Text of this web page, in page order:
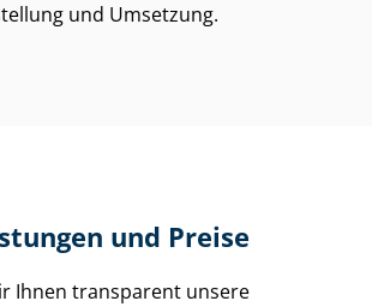
und Umsetzung.
und Preise
Ihnen transparent unsere